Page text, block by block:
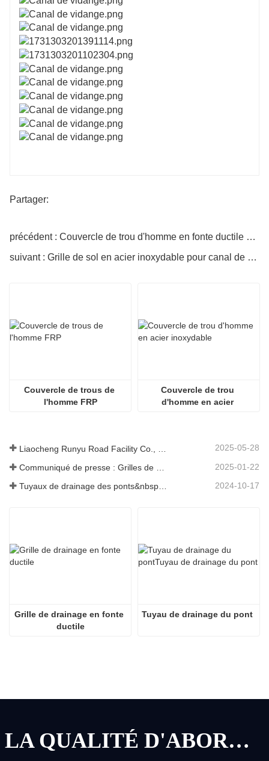
Partager:
précédent : Couvercle de trou d'homme en fonte ductile EN124
suivant : Grille de sol en acier inoxydable pour canal de drainage
Couvercle de trous de
l'homme FRP
Couvercle de trou
d'homme en acier
2025-05-28
2025-01-22
Tuyaux de drainage des ponts&nbsp;: garantir une gestion efficace de l’eau dans les infrastructures modernes 2024-10-17
Grille de drainage en fonte
ductile
Tuyau de drainage du pont
LA QUALITÉ D'ABORD, LE SERVICE D'ABORD